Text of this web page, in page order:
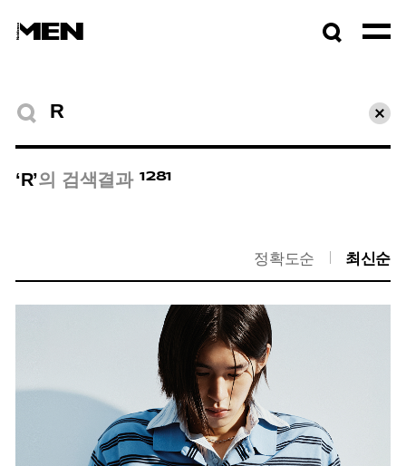
검색결과
초기
‘R’의 검색결과 1281
정확도순 최신순